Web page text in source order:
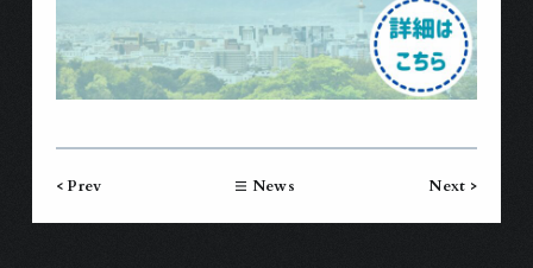
< Prev News Next >